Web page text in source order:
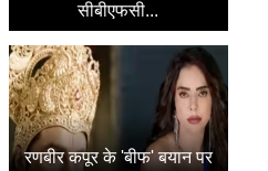
सीबीएफसी...
रणबीर कपूर के 'बीफ' बयान पर